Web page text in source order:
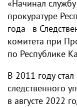
«Начинал
прокуратуре
года - в
комитета при
по Республике
В 2011 году
следственного
в августе 2022